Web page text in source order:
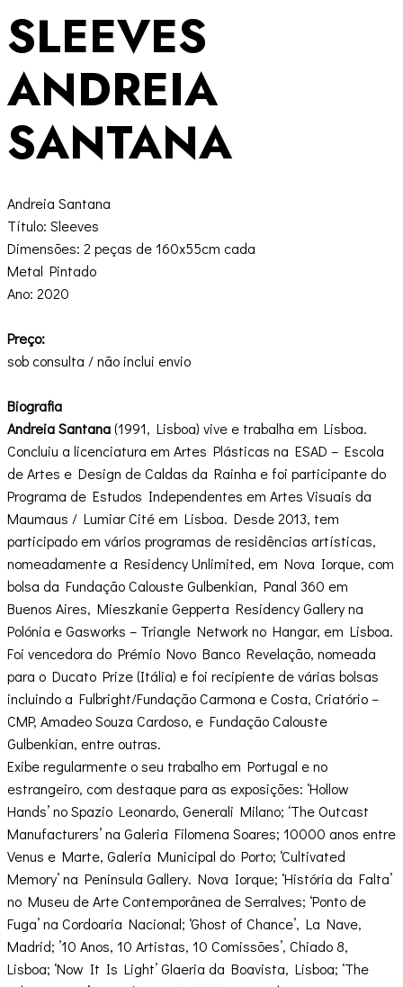
SLEEVES
ANDREIA
SANTANA
Andreia Santana
Título: Sleeves
Dimensões: 2 peças de 160x55cm cada
Metal Pintado
Ano: 2020
Preço:
sob consulta / não inclui envio
Biografia
Andreia Santana(1991, Lisboa) vive e trabalha em Lisboa.
Concluiu a licenciatura em Artes Plásticas na ESAD – Escola
de Artes e Design de Caldas da Rainha e foi participante do
Programa de Estudos Independentes em Artes Visuais da
Maumaus / Lumiar Cité em Lisboa. Desde 2013, tem
participado em vários programas de residências artísticas,
nomeadamente a Residency Unlimited, em Nova Iorque, com
bolsa da Fundação Calouste Gulbenkian, Panal 360 em
Buenos Aires, Mieszkanie Gepperta Residency Gallery na
Polónia e Gasworks – Triangle Network no Hangar, em Lisboa.
Foi vencedora do Prémio Novo Banco Revelação, nomeada
para o Ducato Prize (Itália) e foi recipiente de várias bolsas
incluindo a Fulbright/Fundação Carmona e Costa, Criatório –
CMP, Amadeo Souza Cardoso, e Fundação Calouste
Gulbenkian, entre outras.
Exibe regularmente o seu trabalho em Portugal e no
estrangeiro, com destaque para as exposições: ‘Hollow
Hands’ no Spazio Leonardo, Generali Milano; ‘The Outcast
Manufacturers’ na Galeria Filomena Soares; 10000 anos entre
Venus e Marte, Galeria Municipal do Porto; ‘Cultivated
Memory’ na Peninsula Gallery. Nova Iorque; ‘História da Falta’
no Museu de Arte Contemporânea de Serralves; ‘Ponto de
Fuga’ na Cordoaria Nacional; ‘Ghost of Chance’, La Nave,
Madrid; ’10 Anos, 10 Artistas, 10 Comissões’, Chiado 8,
Lisboa; ‘Now It Is Light’ Glaeria da Boavista, Lisboa; ‘The